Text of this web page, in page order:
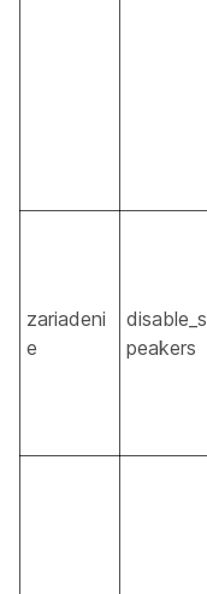
zariadeni
e
disable_s
peakers